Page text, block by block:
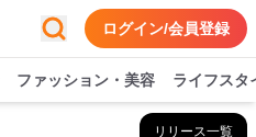
ログイン/会員登録
ファッション・美容 ライフスタ
リリース一覧